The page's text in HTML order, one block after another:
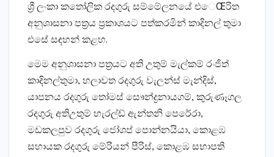
ශ්‍රී ලංකා කතෝලික රදගුරු සම්මේලනයේ එෙŒරිත
අනුශාසනා පත්‍රය ප්‍රකාශයට පත්කරමින් කාදිනල් තුමා
එසේ සඳහන් කළහ.
මෙම අනුශාසනා පත්‍රයට අති උතුම් මැල්කම් රංජිත්
කාදිනල්තුමා, හලාවත රදගුරු වැලන්ස්‌ මැන්දිස්‌,
යාපනය රදගුරු තෝමස්‌ සෞන්ද්‍රනායගම්, කුරුණෑගල
රදගුරු අතිඋතුම් හැරල්ඩ් ඇන්තනි පෙරේරා,
මඩකලපුව රදගුරු ජෝශප් පොන්නයියා, කොළඹ
සහායක රදගුරු මේරියන් පීරිස්‌, කොළඹ සභාපති